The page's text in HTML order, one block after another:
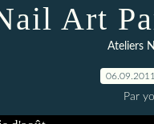
Art
Ateliers
06.09.2011
Par